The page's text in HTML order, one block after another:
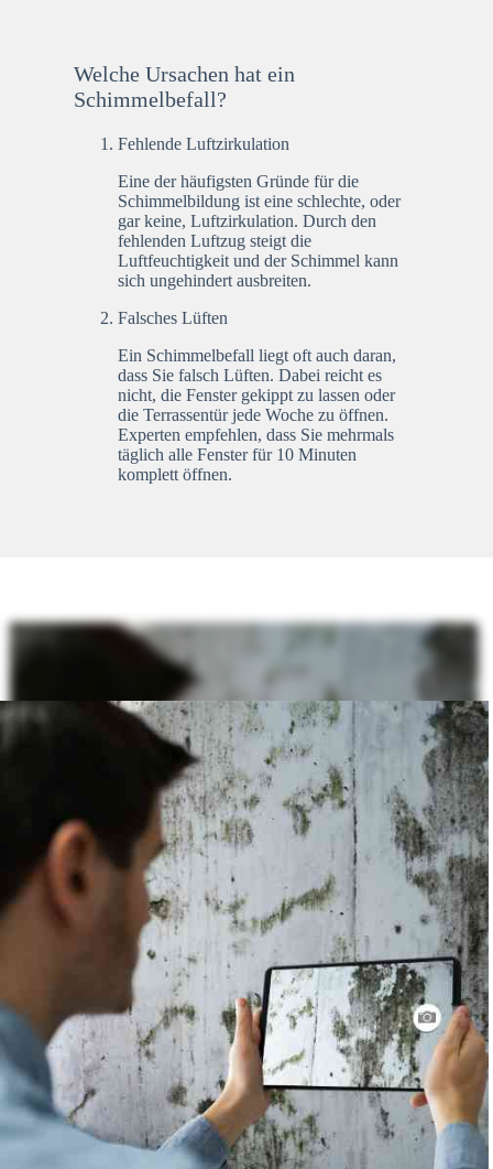
Welche Ursachen hat ein
Schimmelbefall?
Fehlende Luftzirkulation
Eine der häufigsten Gründe für die
Schimmelbildung ist eine schlechte, oder
gar keine, Luftzirkulation. Durch den
fehlenden Luftzug steigt die
Luftfeuchtigkeit und der Schimmel kann
sich ungehindert ausbreiten.
Falsches Lüften
Ein Schimmelbefall liegt oft auch daran,
dass Sie falsch Lüften. Dabei reicht es
nicht, die Fenster gekippt zu lassen oder
die Terrassentür jede Woche zu öffnen.
Experten empfehlen, dass Sie mehrmals
täglich alle Fenster für 10 Minuten
komplett öffnen.